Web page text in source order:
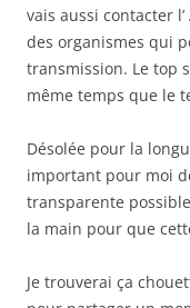
vais aussi contacter
des organismes qui
transmission. Le top
même temps que le
Désolée pour la
important pour moi
transparente
la main pour que
Je trouverai ça